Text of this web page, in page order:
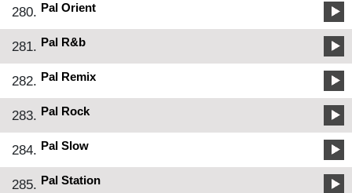
280. Pal Orient
281. Pal R&b
282. Pal Remix
283. Pal Rock
284. Pal Slow
285. Pal Station